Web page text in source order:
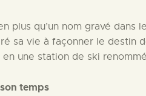
plus qu’un nom gravé dans
sa vie à façonner le destin
une station de ski
temps